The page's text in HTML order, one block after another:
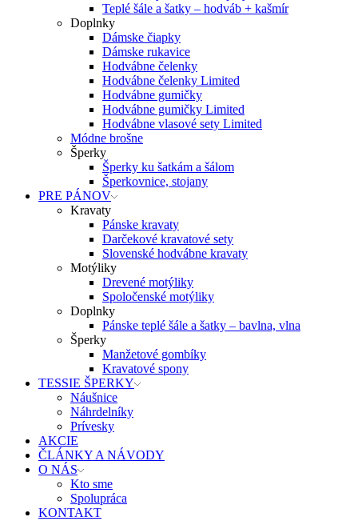
Teplé šále a šatky – hodváb + kašmír
Doplnky
Dámske čiapky
Dámske rukavice
Hodvábne čelenky
Hodvábne čelenky Limited
Hodvábne gumičky
Hodvábne gumičky Limited
Hodvábne vlasové sety Limited
Módne brošne
Šperky
Šperky ku šatkám a šálom
Šperkovnice, stojany
PRE PÁNOV
Kravaty
Pánske kravaty
Darčekové kravatové sety
Slovenské hodvábne kravaty
Motýliky
Drevené motýliky
Spoločenské motýliky
Doplnky
Pánske teplé šále a šatky – bavlna, vlna
Šperky
Manžetové gombíky
Kravatové spony
TESSIE ŠPERKY
Náušnice
Náhrdelníky
Prívesky
AKCIE
ČLÁNKY A NÁVODY
O NÁS
Kto sme
Spolupráca
KONTAKT